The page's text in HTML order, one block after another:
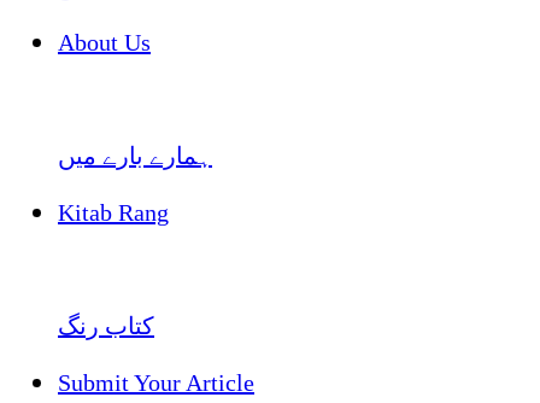
About Us
ہمارے بارے میں
Kitab Rang
کتاب رنگ
Submit Your Article